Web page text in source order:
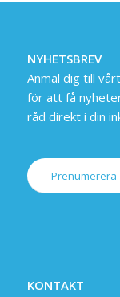
NYHETSBREV
Anmäl dig till
för att få
råd direkt i din
Prenumerera
KONTAKT